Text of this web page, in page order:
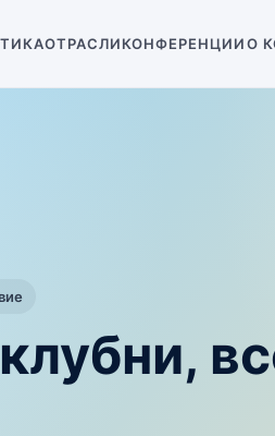
ОТРАСЛИКОНФЕРЕНЦИИО